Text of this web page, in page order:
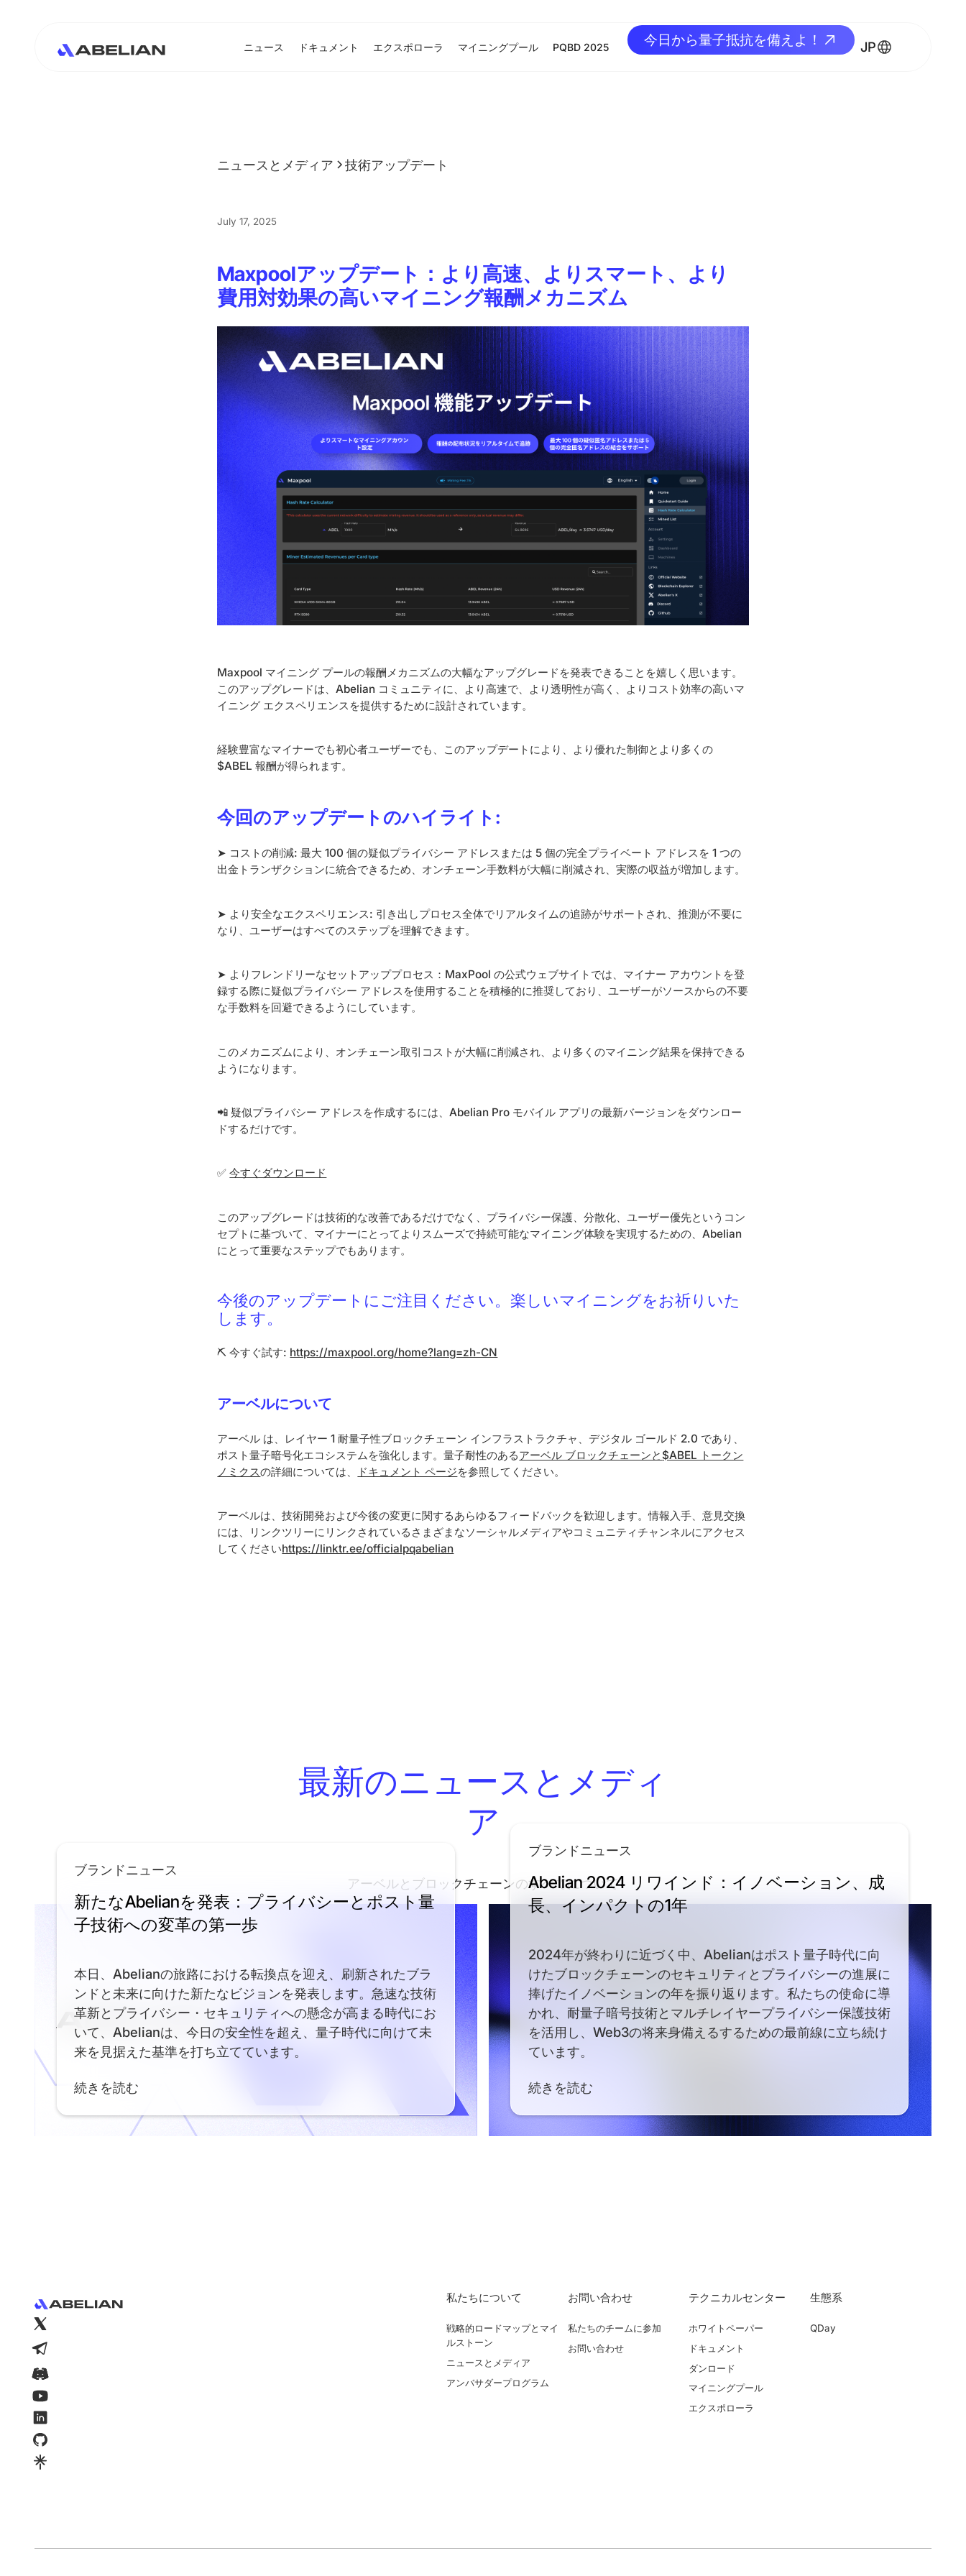
ニュース ドキュメント エクスポローラ マイニングプール PQBD 2025 今日から量子抵抗を備えよ！ JP
ニュースとメディア 技術アップデート
July 17, 2025
Maxpoolアップデート：より高速、よりスマート、より
費用対効果の高いマイニング報酬メカニズム
Maxpool マイニング プールの報酬メカニズムの大幅なアップグレードを発表できることを嬉しく思います。
このアップグレードは、Abelian コミュニティに、より高速で、より透明性が高く、よりコスト効率の高いマ
イニング エクスペリエンスを提供するために設計されています。
経験豊富なマイナーでも初心者ユーザーでも、このアップデートにより、より優れた制御とより多くの
$ABEL 報酬が得られます。
今回のアップデートのハイライト:
➤ コストの削減: 最大 100 個の疑似プライバシー アドレスまたは 5 個の完全プライベート アドレスを 1 つの
出金トランザクションに統合できるため、オンチェーン手数料が大幅に削減され、実際の収益が増加します。
➤ より安全なエクスペリエンス: 引き出しプロセス全体でリアルタイムの追跡がサポートされ、推測が不要に
なり、ユーザーはすべてのステップを理解できます。
➤ よりフレンドリーなセットアッププロセス：MaxPool の公式ウェブサイトでは、マイナー アカウントを登
録する際に疑似プライバシー アドレスを使用することを積極的に推奨しており、ユーザーがソースからの不要
な手数料を回避できるようにしています。
このメカニズムにより、オンチェーン取引コストが大幅に削減され、より多くのマイニング結果を保持できる
ようになります。
📲 疑似プライバシー アドレスを作成するには、Abelian Pro モバイル アプリの最新バージョンをダウンロー
ドするだけです。
✅今すぐダウンロード
このアップグレードは技術的な改善であるだけでなく、プライバシー保護、分散化、ユーザー優先というコン
セプトに基づいて、マイナーにとってよりスムーズで持続可能なマイニング体験を実現するための、Abelian
にとって重要なステップでもあります。
今後のアップデートにご注目ください。楽しいマイニングをお祈りいた
します。
⛏️ 今すぐ試す: https://maxpool.org/home?lang=zh-CN
アーベルについて
アーベル は、レイヤー 1 耐量子性ブロックチェーン インフラストラクチャ、デジタル ゴールド 2.0 であり、
ポスト量子暗号化エコシステムを強化します。量子耐性のあるアーベル ブロックチェーンと $ABEL トークン
ノミクスの詳細については、 ドキュメント ページを参照してください。
アーベルは、技術開発および今後の変更に関するあらゆるフィードバックを歓迎します。情報入手、意見交換
には、リンクツリーにリンクされているさまざまなソーシャルメディアやコミュニティチャンネルにアクセス
してくださいhttps://linktr.ee/officialpqabelian
最新のニュースとメディ
ア
アーベルとブロックチェーンのすべてについて
ブランドニュース
新たなAbelianを発表：プライバシーとポスト量
子技術への変革の第一歩
本日、Abelianの旅路における転換点を迎え、刷新されたブラ
ンドと未来に向けた新たなビジョンを発表します。急速な技術
革新とプライバシー・セキュリティへの懸念が高まる時代にお
いて、Abelianは、今日の安全性を超え、量子時代に向けて未
来を見据えた基準を打ち立てています。
続きを読む
Read More
ブランドニュース
Abelian 2024 リワインド：イノベーション、成
長、インパクトの1年
2024年が終わりに近づく中、Abelianはポスト量子時代に向
けたブロックチェーンのセキュリティとプライバシーの進展に
捧げたイノベーションの年を振り返ります。私たちの使命に導
かれ、耐量子暗号技術とマルチレイヤープライバシー保護技術
を活用し、Web3の将来身備えるするための最前線に立ち続け
ています。
続きを読む
Read More
私たちについて
戦略的ロードマップとマイ
ルストーン
ニュースとメディア
アンバサダープログラム
お問い合わせ
私たちのチームに参加
お問い合わせ
テクニカルセンター
ホワイトペーパー
ドキュメント
ダンロード
マイニングプール
エクスポローラ
生態系
QDay